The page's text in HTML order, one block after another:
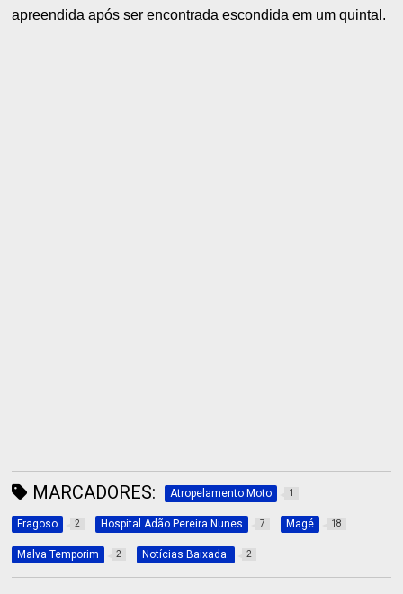
apreendida após ser encontrada escondida em um quintal.
MARCADORES: Atropelamento Moto 1
Fragoso 2 Hospital Adão Pereira Nunes 7 Magé 18
Malva Temporim 2 Notícias Baixada. 2